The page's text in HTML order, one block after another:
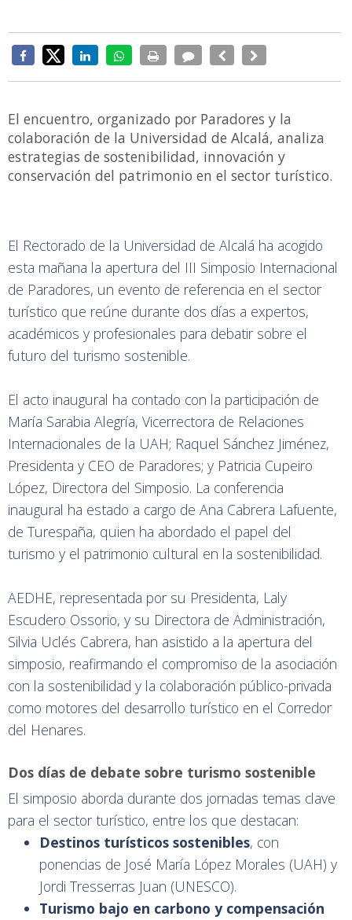
El encuentro, organizado por Paradores y la
colaboración de la Universidad de Alcalá, analiza
estrategias de sostenibilidad, innovación y
conservación del patrimonio en el sector turístico.
El Rectorado de la Universidad de Alcalá ha acogido
esta mañana la apertura del III Simposio Internacional
de Paradores, un evento de referencia en el sector
turístico que reúne durante dos días a expertos,
académicos y profesionales para debatir sobre el
futuro del turismo sostenible.
El acto inaugural ha contado con la participación de
María Sarabia Alegría, Vicerrectora de Relaciones
Internacionales de la UAH; Raquel Sánchez Jiménez,
Presidenta y CEO de Paradores; y Patricia Cupeiro
López, Directora del Simposio. La conferencia
inaugural ha estado a cargo de Ana Cabrera Lafuente,
de Turespaña, quien ha abordado el papel del
turismo y el patrimonio cultural en la sostenibilidad.
AEDHE, representada por su Presidenta, Laly
Escudero Ossorio, y su Directora de Administración,
Silvia Uclés Cabrera, han asistido a la apertura del
simposio, reafirmando el compromiso de la asociación
con la sostenibilidad y la colaboración público-privada
como motores del desarrollo turístico en el Corredor
del Henares.
Dos días de debate sobre turismo sostenible
El simposio aborda durante dos jornadas temas clave
para el sector turístico, entre los que destacan:
Destinos turísticos sostenibles, con
ponencias de José María López Morales (UAH) y
Jordi Tresserras Juan (UNESCO).
Turismo bajo en carbono y compensación